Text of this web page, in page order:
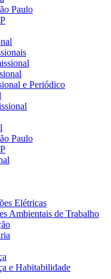
Paulo
e Periódico
Paulo
Elétricas
Ambientais de Trabalho
e Habitabilidade